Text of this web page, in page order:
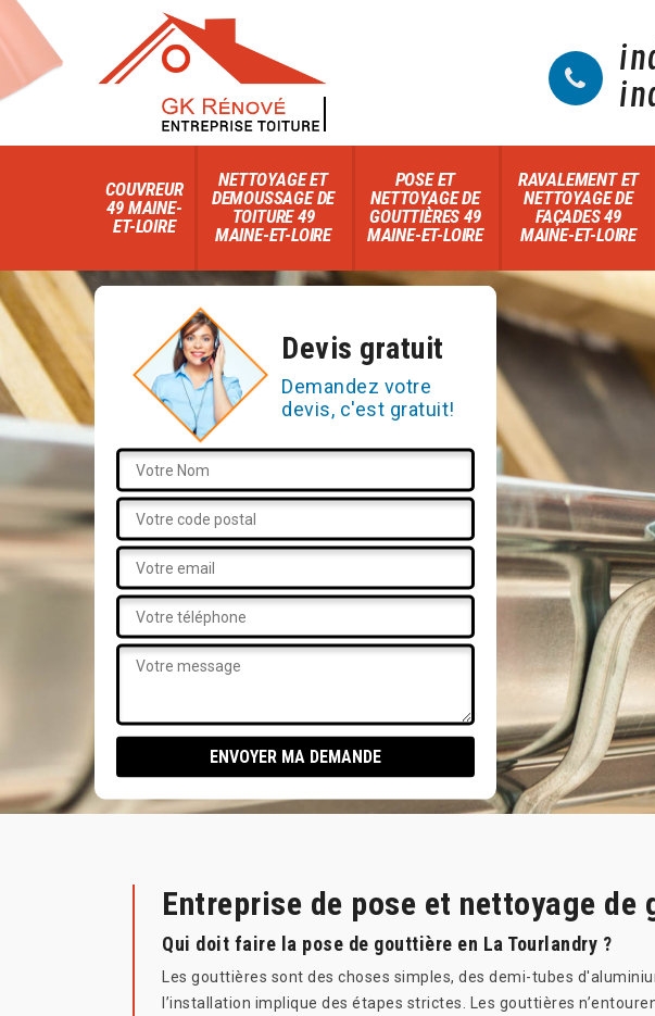
COUVREUR
49 MAINE-
ET-LOIRE
NETTOYAGE ET
DEMOUSSAGE DE
TOITURE 49
MAINE-ET-LOIRE
POSE ET
NETTOYAGE DE
GOUTTIÈRES 49
MAINE-ET-LOIRE
RAVALEMENT ET
NETTOYAGE DE
FAÇADES 49
MAINE-ET-LOIRE
Devis gratuit
Demandez votre
devis, c'est gratuit!
Entreprise de pose et nettoyage de
Qui doit faire la pose de gouttière en La Tourlandry ?
Les gouttières sont des choses simples, des demi-tubes
l’installation implique des étapes strictes. Les gouttières